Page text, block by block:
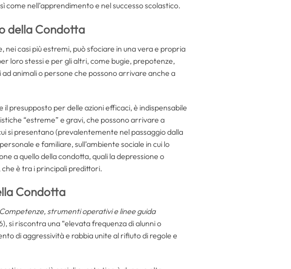
come nell’apprendimento e nel successo scolastico.
della Condotta
nei casi più estremi, può sfociare in una vera e propria
loro stessi e per gli altri, come bugie, prepotenze,
animali o persone che possono arrivare anche a
presupposto per delle azioni efficaci, è indispensabile
“estreme” e gravi, che possono arrivare a
si presentano (prevalentemente nel passaggio dalla
e familiare, sull’ambiente sociale in cui lo
a quello della condotta, quali la depressione o
è tra i principali predittori.
Condotta
strumenti operativi e linee guida
si riscontra una “elevata frequenza di alunni o
di aggressività e rabbia unite al rifiuto di regole e